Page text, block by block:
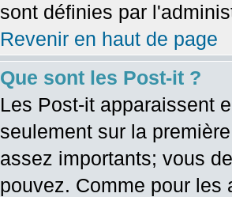
sont définies par
Revenir en haut de page
Que sont les Post-it ?
Les Post-it apparaissent
seulement sur la
assez importants; vous
pouvez. Comme pour les